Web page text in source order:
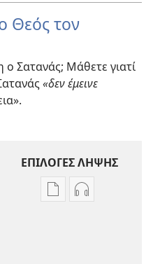
Θεός τον
Σατανάς; Μάθετε γιατί
«δεν έμεινε
ΕΠΙΛΟΓΕΣ ΛΗΨΗΣ
ΕπιλογέςΕπιλογές